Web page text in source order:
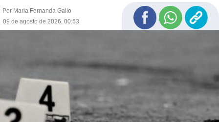
Por Maria Fernanda Gallo
09 de agosto de 2026, 00:53